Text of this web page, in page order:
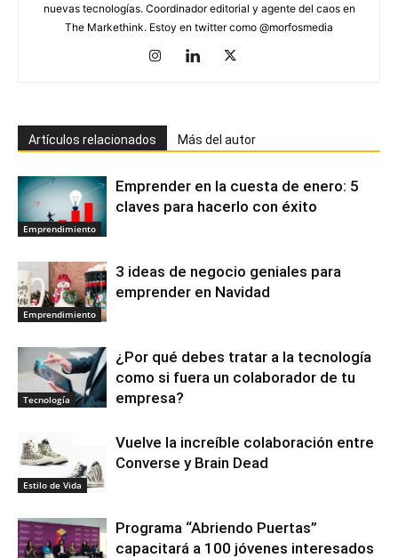
nuevas tecnologías. Coordinador editorial y agente del caos en
The Markethink. Estoy en twitter como @morfosmedia
Artículos relacionados Más del autor
Emprendimiento
Emprender en la cuesta de enero: 5
claves para hacerlo con éxito
Emprendimiento
3 ideas de negocio geniales para
emprender en Navidad
Tecnología
¿Por qué debes tratar a la tecnología
como si fuera un colaborador de tu
empresa?
Estilo de Vida
Vuelve la increíble colaboración entre
Converse y Brain Dead
Programa “Abriendo Puertas”
capacitará a 100 jóvenes interesados